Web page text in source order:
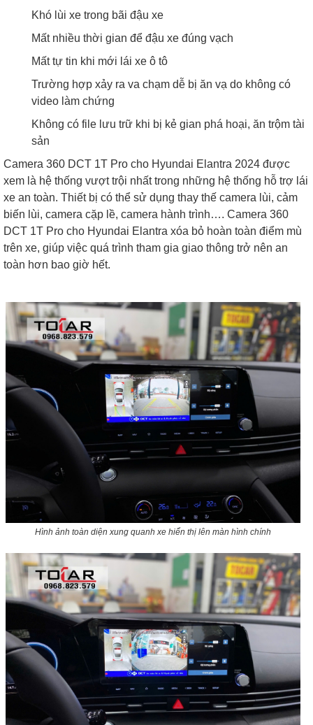
Khó lùi xe trong bãi đậu xe
Mất nhiều thời gian để đậu xe đúng vạch
Mất tự tin khi mới lái xe ô tô
Trường hợp xảy ra va chạm dễ bị ăn vạ do không có
video làm chứng
Không có file lưu trữ khi bị kẻ gian phá hoại, ăn trộm tài
sản
Camera 360 DCT 1T Pro cho Hyundai Elantra 2024 được
xem là hệ thống vượt trội nhất trong những hệ thống hỗ trợ lái
xe an toàn. Thiết bị có thể sử dụng thay thế camera lùi, cảm
biến lùi, camera cặp lề, camera hành trình…. Camera 360
DCT 1T Pro cho Hyundai Elantra xóa bỏ hoàn toàn điểm mù
trên xe, giúp việc quá trình tham gia giao thông trở nên an
toàn hơn bao giờ hết.
Hình ảnh toàn diện xung quanh xe hiển thị lên màn hình chính